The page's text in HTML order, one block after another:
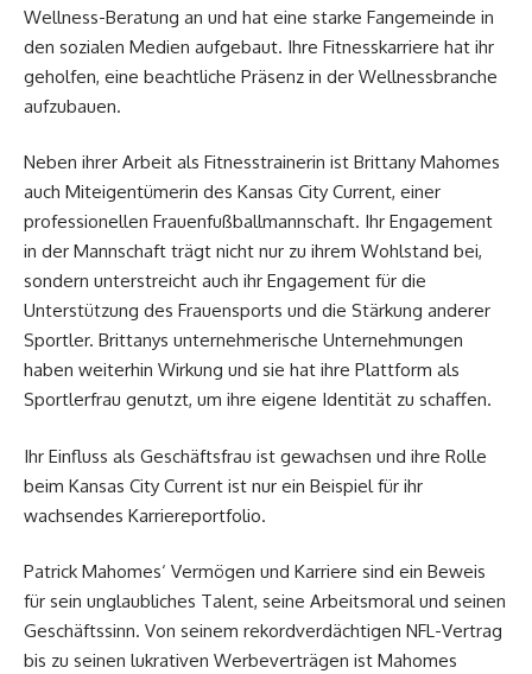
Wellness-Beratung an und hat eine starke Fangemeinde in
den sozialen Medien aufgebaut. Ihre Fitnesskarriere hat ihr
geholfen, eine beachtliche Präsenz in der Wellnessbranche
aufzubauen.
Neben ihrer Arbeit als Fitnesstrainerin ist Brittany Mahomes
auch Miteigentümerin des Kansas City Current, einer
professionellen Frauenfußballmannschaft. Ihr Engagement
in der Mannschaft trägt nicht nur zu ihrem Wohlstand bei,
sondern unterstreicht auch ihr Engagement für die
Unterstützung des Frauensports und die Stärkung anderer
Sportler. Brittanys unternehmerische Unternehmungen
haben weiterhin Wirkung und sie hat ihre Plattform als
Sportlerfrau genutzt, um ihre eigene Identität zu schaffen.
Ihr Einfluss als Geschäftsfrau ist gewachsen und ihre Rolle
beim Kansas City Current ist nur ein Beispiel für ihr
wachsendes Karriereportfolio.
Patrick Mahomes‘ Vermögen und Karriere sind ein Beweis
für sein unglaubliches Talent, seine Arbeitsmoral und seinen
Geschäftssinn. Von seinem rekordverdächtigen NFL-Vertrag
bis zu seinen lukrativen Werbeverträgen ist Mahomes